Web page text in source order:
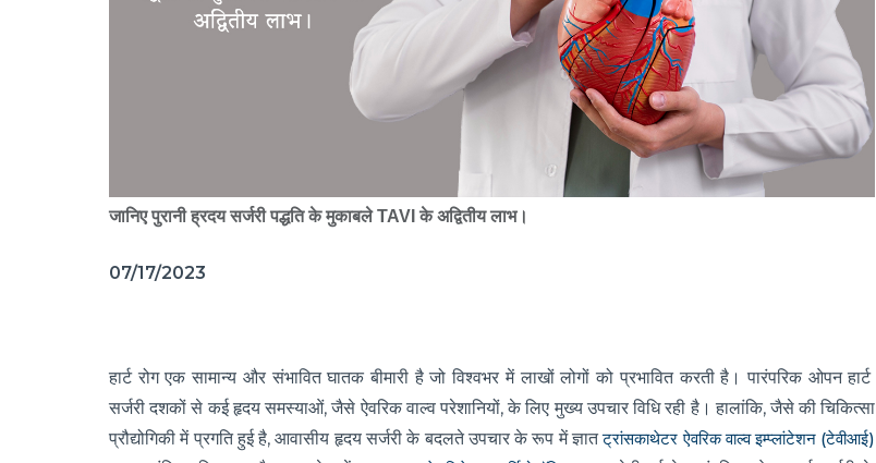
जानिए पुरानी ह्रदय सर्जरी पद्धति के मुकाबले TAVI के अद्वितीय लाभ।
07/17/2023
हार्ट रोग एक सामान्य और संभावित घातक बीमारी है जो विश्वभर में लाखों लोगों को प्रभावित करती है। पारंपरिक ओपन हार्ट
सर्जरी दशकों से कई हृदय समस्याओं, जैसे ऐवरिक वाल्व परेशानियों, के लिए मुख्य उपचार विधि रही है। हालांकि, जैसे की चिकित्सा
प्रौद्योगिकी में प्रगति हुई है, आवासीय हृदय सर्जरी के बदलते उपचार के रूप में ज्ञातट्रांसकाथेटर ऐवरिक वाल्व इम्प्लांटेशन (टेवीआई)